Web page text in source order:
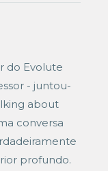
do Evolute
- juntou-
about
conversa
profundo.